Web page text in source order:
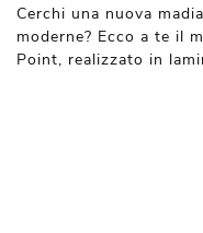
Cerchi una nuova
moderne? Ecco a te il
Point, realizzato in